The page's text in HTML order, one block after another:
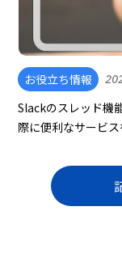
お役立ち情報
Slackのスレッド機
際に便利なサービ